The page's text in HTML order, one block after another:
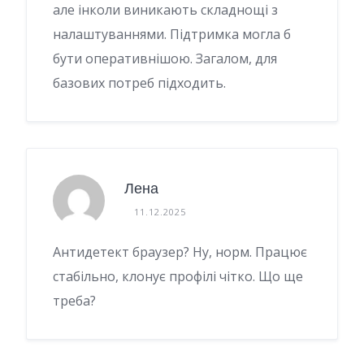
але інколи виникають складнощі з
налаштуваннями. Підтримка могла б
бути оперативнішою. Загалом, для
базових потреб підходить.
Лена
11.12.2025
Антидетект браузер? Ну, норм. Працює
стабільно, клонує профілі чітко. Що ще
треба?